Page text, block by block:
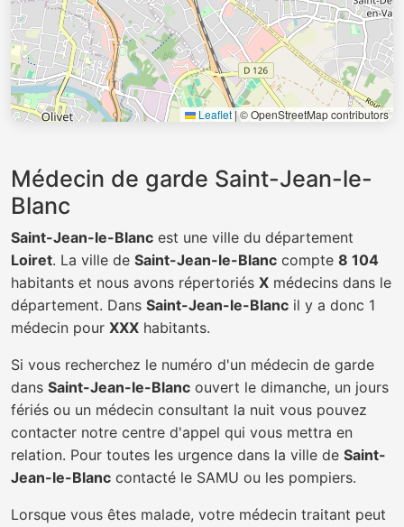
Leaflet|© OpenStreetMap contributors
Médecin de garde Saint-Jean-le-
Blanc
Saint-Jean-le-Blanc est une ville du département
Loiret. La ville de Saint-Jean-le-Blanc compte 8 104
habitants et nous avons répertoriés X médecins dans le
département. Dans Saint-Jean-le-Blanc il y a donc 1
médecin pour XXX habitants.
Si vous recherchez le numéro d'un médecin de garde
dans Saint-Jean-le-Blanc ouvert le dimanche, un jours
fériés ou un médecin consultant la nuit vous pouvez
contacter notre centre d'appel qui vous mettra en
relation. Pour toutes les urgence dans la ville de Saint-
Jean-le-Blanc contacté le SAMU ou les pompiers.
Lorsque vous êtes malade, votre médecin traitant peut